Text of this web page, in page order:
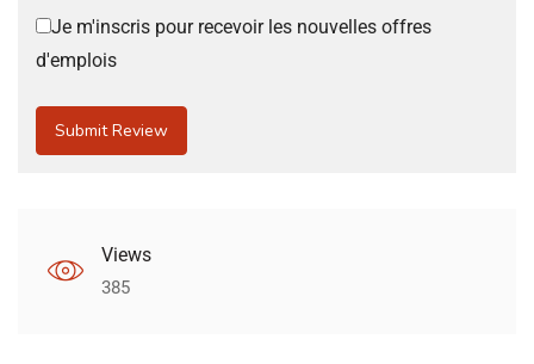
Je m'inscris pour recevoir les nouvelles offres
d'emplois
Views
385